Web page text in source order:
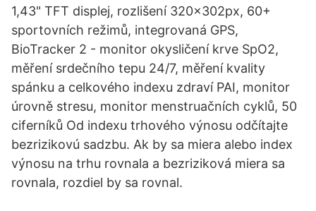
1,43" TFT displej, rozlišení 320x302px, 60+
sportovních režimů, integrovaná GPS,
BioTracker 2 - monitor okysličení krve SpO2,
měření srdečního tepu 24/7, měření kvality
spánku a celkového indexu zdraví PAI, monitor
úrovně stresu, monitor menstruačních cyklů, 50
ciferníků Od indexu trhového výnosu odčítajte
bezrizikovú sadzbu. Ak by sa miera alebo index
výnosu na trhu rovnala a bezriziková miera sa
rovnala, rozdiel by sa rovnal.